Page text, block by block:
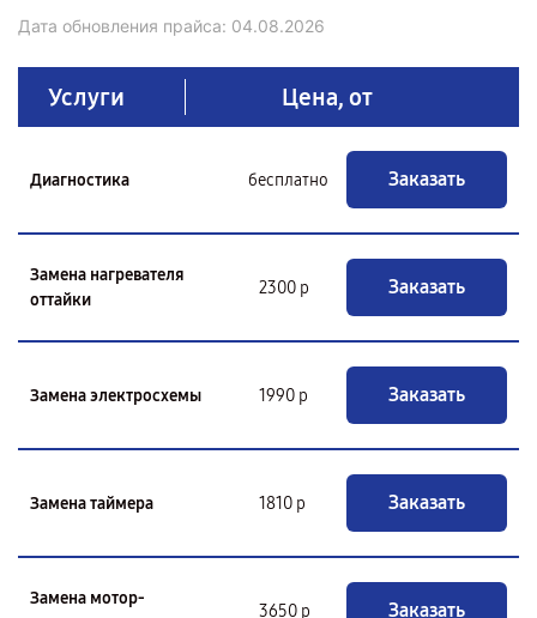
Дата обновления прайса: 04.08.2026
Услуги Цена, от
Диагностика бесплатно Заказать
Замена нагревателя
оттайки
2300 р Заказать
Замена электросхемы 1990 р Заказать
Замена таймера 1810 р Заказать
Замена мотор-
3650 р Заказать